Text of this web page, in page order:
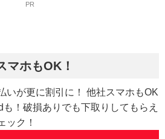
PR
マホもOK！
いが更に割引に！ 他社スマホもOK
！破損ありでも下取りしてもらえ
ック！